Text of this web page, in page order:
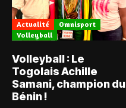
Actualité
Omnisport
Volleyball
Volleyball : Le
Togolais Achille
Samani, champion du
Bénin !